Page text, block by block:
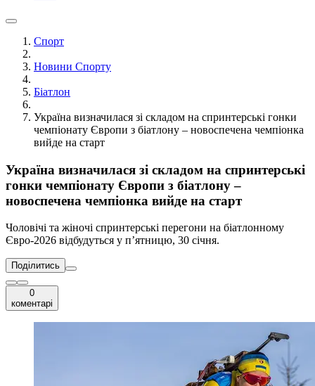
Спорт
Новини Спорту
Біатлон
Україна визначилася зі складом на спринтерські гонки
чемпіонату Європи з біатлону – новоспечена чемпіонка
вийде на старт
Україна визначилася зі складом на спринтерські
гонки чемпіонату Європи з біатлону –
новоспечена чемпіонка вийде на старт
Чоловічі та жіночі спринтерські перегони на біатлонному
Євро-2026 відбудуться у п’ятницю, 30 січня.
Поділитись
0
коментарі